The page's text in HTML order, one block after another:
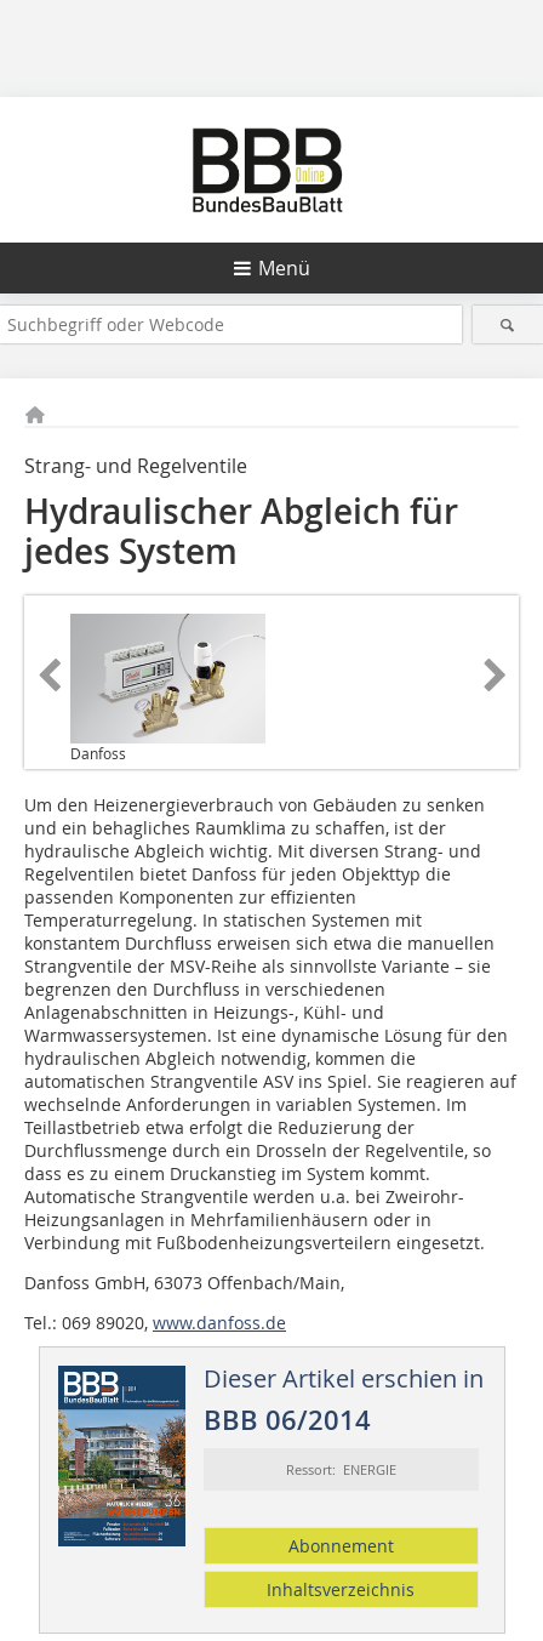
Menü
Strang- und Regelventile
Hydraulischer Abgleich für
jedes System
Danfoss
Um den Heizenergieverbrauch von Gebäuden zu senken
und ein behagliches Raumklima zu schaffen, ist der
hydraulische Abgleich wichtig. Mit diversen Strang- und
Regelventilen bietet Danfoss für jeden Objekttyp die
passenden Komponenten zur effizienten
Temperaturregelung. In statischen Systemen mit
konstantem Durchfluss erweisen sich etwa die manuellen
Strangventile der MSV-Reihe als sinnvollste Variante – sie
begrenzen den Durchfluss in verschiedenen
Anlagenabschnitten in Heizungs-, Kühl- und
Warmwassersystemen. Ist eine dynamische Lösung für den
hydraulischen Abgleich notwendig, kommen die
automatischen Strangventile ASV ins Spiel. Sie reagieren auf
wechselnde Anforderungen in variablen Systemen. Im
Teillastbetrieb etwa erfolgt die Reduzierung der
Durchflussmenge durch ein Drosseln der Regelventile, so
dass es zu einem Druckanstieg im System kommt.
Automatische Strangventile werden u.a. bei Zweirohr-
Heizungsanlagen in Mehrfamilienhäusern oder in
Verbindung mit Fußbodenheizungsverteilern eingesetzt.
Danfoss GmbH, 63073 Offenbach/Main,
Tel.: 069 89020, www.danfoss.de
Dieser Artikel erschien in
BBB 06/2014
Ressort: ENERGIE
Abonnement
Inhaltsverzeichnis